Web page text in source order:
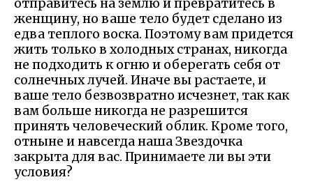
отправитесь на землю и превратитесь в
женщину, но ваше тело будет сделано из
едва теплого воска. Поэтому вам придется
жить только в холодных странах, никогда
не подходить к огню и оберегать себя от
солнечных лучей. Иначе вы растаете, и
ваше тело безвозвратно исчезнет, так как
вам больше никогда не разрешится
принять человеческий облик. Кроме того,
отныне и навсегда наша Звездочка
закрыта для вас. Принимаете ли вы эти
условия?